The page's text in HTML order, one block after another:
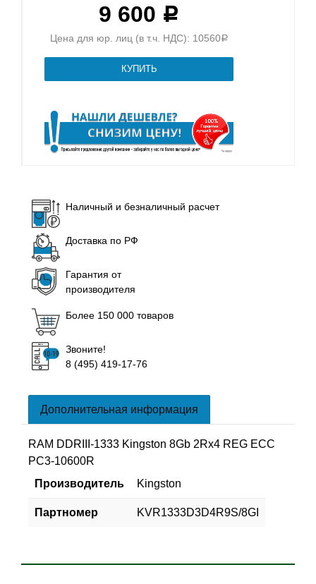
9 600 Р
Цена для юр. лиц (в т.ч. НДС): 10560Р
Наличный и безналичный расчет
Доставка по РФ
Гарантия от
производителя
Более 150 000 товаров
Звоните!
8 (495) 419-17-76
Дополнительная информация
RAM DDRIII-1333 Kingston 8Gb 2Rx4 REG ECC
PC3-10600R
Производитель
Kingston
Партномер KVR1333D3D4R9S/8GI